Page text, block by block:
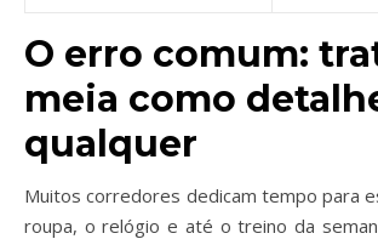
O erro comum:
meia como
qualquer
Muitos corredores dedicam tempo para
roupa, o relógio e até o treino da